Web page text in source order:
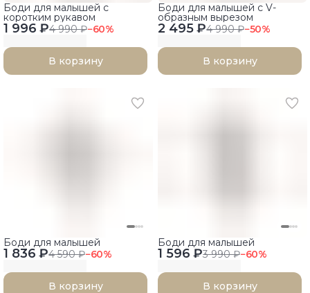
1 996 ₽4 990 ₽−60%
Боди для малышей с
коротким рукавом
В корзину
2 495 ₽4 990 ₽−50%
Боди для малышей с V-
образным вырезом
В корзину
1 836 ₽4 590 ₽−60%
Боди для малышей
В корзину
1 596 ₽3 990 ₽−60%
Боди для малышей
В корзину